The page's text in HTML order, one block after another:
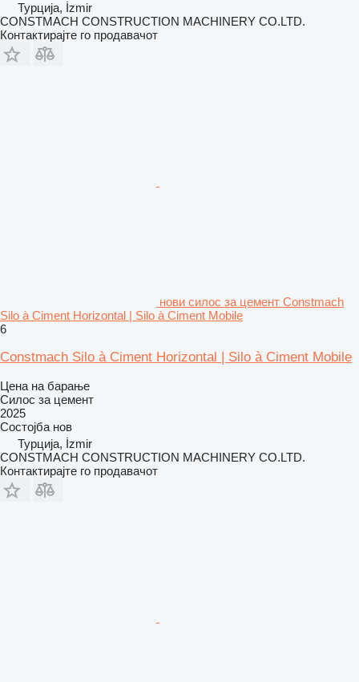
Турција, İzmir
CONSTMACH CONSTRUCTION MACHINERY CO.LTD.
Контактирајте го продавачот
нови силос за цемент Constmach
Silo à Ciment Horizontal | Silo à Ciment Mobile
6
Constmach Silo à Ciment Horizontal | Silo à Ciment Mobile
Цена на барање
Силос за цемент
2025
Состојба нов
Турција, İzmir
CONSTMACH CONSTRUCTION MACHINERY CO.LTD.
Контактирајте го продавачот